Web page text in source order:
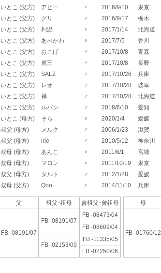
いとこ (父方) アビー ♀ 2016/9/10 東京
いとこ (父方) グリ ♂ 2016/9/17 栃木
いとこ (父方) 利温 ♀ 2017/1/14 北海道
いとこ (父方) あべかわ ♀ 2017/7/5 香川
いとこ (父方) おこげ ♂ 2017/10/8 青森
いとこ (父方) 虎三 ♂ 2017/10/8 長野
いとこ (父方) SALZ ♂ 2017/10/26 兵庫
いとこ (父方) レオ ♂ 2017/10/28 岐阜
いとこ (父方) 禅 ♂ 2017/10/28 北海道
いとこ (父方) ルパン ♂ 2018/6/10 愛知
いとこ (母方) そら ♀ 2020/1/4 愛媛
叔父 (母方) メルク ♂ 2006/1/23 滋賀
叔父 (母方) irie ♂ 2010/5/12 神奈川
叔母 (母方) あんこ ♀ 2011/6/1 宮城
叔母 (母方) マロン ♀ 2011/10/19 東京
叔父 (母方) タルト ♂ 2012/1/28 愛媛
叔母 (父方) Qoo ♀ 2014/11/10 兵庫
父 祖父･祖母 曾祖父･ 曾祖母
FB -08191/07
FB -08191/07
FB -08473/04
FB -08609/04
FB -02153/09
FB -11335/05
FB -02250/06
母
FB -01760/12